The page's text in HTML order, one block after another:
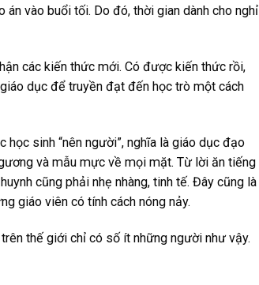
vào buổi tối. Do đó, thời gian dành cho nghỉ
các kiến thức mới. Có được kiến thức rồi,
dục để truyền đạt đến học trò một cách
sinh “nên người”, nghĩa là giáo dục đạo
và mẫu mực về mọi mặt. Từ lời ăn tiếng
cũng phải nhẹ nhàng, tinh tế. Đây cũng là
giáo viên có tính cách nóng nảy.
thế giới chỉ có số ít những người như vậy.